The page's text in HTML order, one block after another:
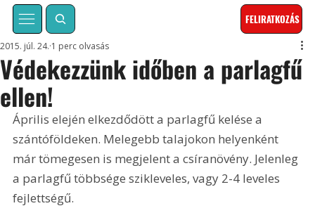
FELIRATKOZÁS
Védekezzünk időben a parlagfű
ellen!
2015. júl. 24. 1 perc olvasás
Április elején elkezdődött a parlagfű kelése a
szántóföldeken. Melegebb talajokon helyenként
már tömegesen is megjelent a csíranövény. Jelenleg
a parlagfű többsége szikleveles, vagy 2-4 leveles
fejlettségű.